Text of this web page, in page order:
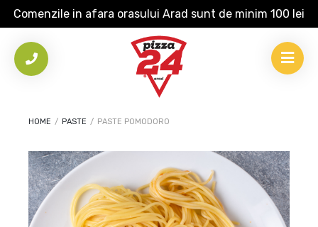
Comenzile in afara orasului Arad sunt de minim 100 lei
HOME / PASTE / PASTE POMODORO